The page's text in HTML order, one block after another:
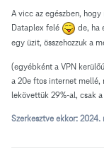
A vicc az egészben,
Dataplex felé
de, ha
egy üzit, összehozzuk a
(egyébként a VPN
a 20e ftos internet
lekövettük 29%-al, csak
Szerkesztve ekkor: 2024.